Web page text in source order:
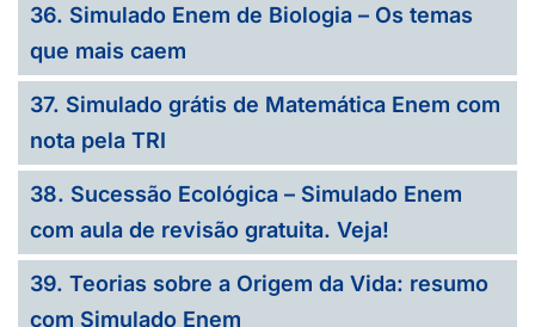
36. Simulado Enem de Biologia – Os temas
que mais caem
37. Simulado grátis de Matemática Enem com
nota pela TRI
38. Sucessão Ecológica – Simulado Enem
com aula de revisão gratuita. Veja!
39. Teorias sobre a Origem da Vida: resumo
com Simulado Enem